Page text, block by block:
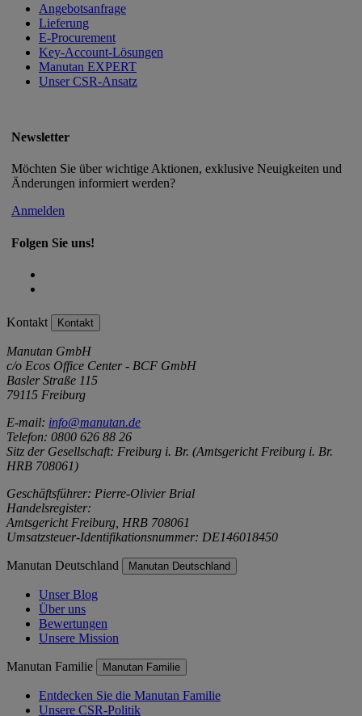
Angebotsanfrage
Lieferung
E-Procurement
Key-Account-Lösungen
Manutan EXPERT
Unser CSR-Ansatz
Newsletter
Möchten Sie über wichtige Aktionen, exklusive Neuigkeiten und
Änderungen informiert werden?
Anmelden
Folgen Sie uns!
Kontakt Kontakt
Manutan GmbH
c/o Ecos Office Center - BCF GmbH
Basler Straße 115
79115 Freiburg
E-mail: info@manutan.de
Telefon: 0800 626 88 26
Sitz der Gesellschaft: Freiburg i. Br. (Amtsgericht Freiburg i. Br.
HRB 708061)
Geschäftsführer: Pierre-Olivier Brial
Handelsregister:
Amtsgericht Freiburg, HRB 708061
Umsatzsteuer-Identifikationsnummer: DE146018450
Manutan Deutschland Manutan Deutschland
Unser Blog
Über uns
Bewertungen
Unsere Mission
Manutan Familie Manutan Familie
Entdecken Sie die Manutan Familie
Unsere CSR-Politik